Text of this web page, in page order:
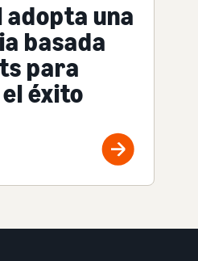
adopta una
basada
para
éxito